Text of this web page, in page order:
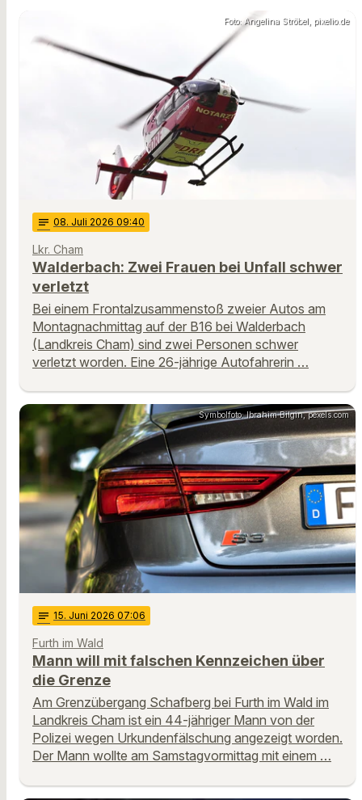
Foto: Angelina Ströbel, pixelio.de
notes 08. Juli 2026 09:40
Lkr. Cham
Walderbach: Zwei Frauen bei Unfall schwer
verletzt
Bei einem Frontalzusammenstoß zweier Autos am
Montagnachmittag auf der B16 bei Walderbach
(Landkreis Cham) sind zwei Personen schwer
verletzt worden. Eine 26-jährige Autofahrerin …
Symbolfoto: Ibrahim Bilgin, pexels.com
notes 15. Juni 2026 07:06
Furth im Wald
Mann will mit falschen Kennzeichen über
die Grenze
Am Grenzübergang Schafberg bei Furth im Wald im
Landkreis Cham ist ein 44-jähriger Mann von der
Polizei wegen Urkundenfälschung angezeigt worden.
Der Mann wollte am Samstagvormittag mit einem …